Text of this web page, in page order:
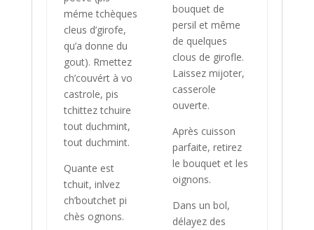
méme tchèques
cleus d’girofe,
qu’a donne du
gout). Rmettez
ch’couvért à vo
castrole, pis
tchittez tchuire
tout duchmint,
tout duchmint.
Quante est
tchuit, inlvez
ch’boutchet pi
chès ognons.
bouquet de
persil et même
de quelques
clous de girofle.
Laissez mijoter,
casserole
ouverte.
Après cuisson
parfaite, retirez
le bouquet et les
oignons.
Dans un bol,
délayez des